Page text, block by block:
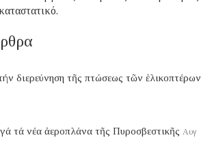
διερεύνηση τῆς πτώσεως τῶν ἑλικοπτέρων
τά νέα ἀεροπλάνα τῆς Πυροσβεστικῆς Αυγ